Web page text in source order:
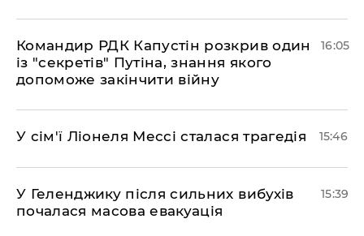
Командир РДК Капустін розкрив один
із "секретів" Путіна, знання якого
допоможе закінчити війну
16:05
У сім'ї Ліонеля Мессі сталася трагедія 15:46
У Геленджику після сильних вибухів
почалася масова евакуація
15:39